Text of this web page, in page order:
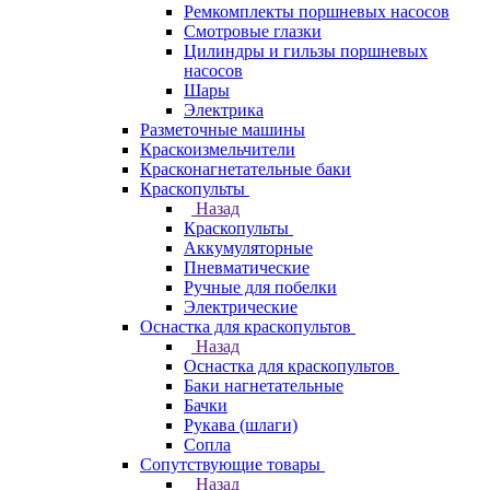
Ремкомплекты поршневых насосов
Смотровые глазки
Цилиндры и гильзы поршневых
насосов
Шары
Электрика
Разметочные машины
Краскоизмельчители
Красконагнетательные баки
Краскопульты
Назад
Краскопульты
Аккумуляторные
Пневматические
Ручные для побелки
Электрические
Оснастка для краскопультов
Назад
Оснастка для краскопультов
Баки нагнетательные
Бачки
Рукава (шлаги)
Сопла
Сопутствующие товары
Назад